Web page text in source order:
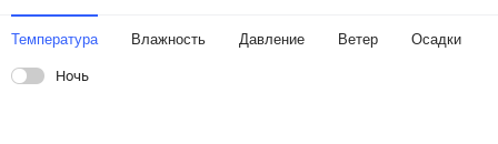
Температура Влажность Давление Ветер Осадки
Ночь